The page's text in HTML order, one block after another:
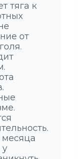
тяга к
от
у